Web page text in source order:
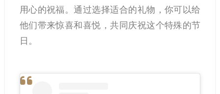
用心的祝福。通过选择适合的礼物，你可以给
他们带来惊喜和喜悦，共同庆祝这个特殊的节
日。